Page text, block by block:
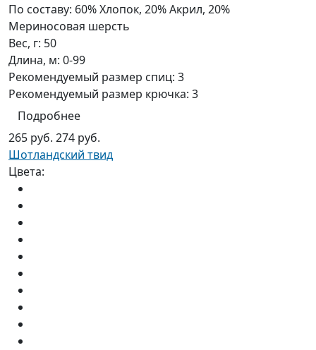
По составу: 60% Хлопок, 20% Акрил, 20%
Мериносовая шерсть
Вес, г: 50
Длина, м: 0-99
Рекомендуемый размер спиц: 3
Рекомендуемый размер крючка: 3
Подробнее
265 руб. 274 руб.
Шотландский твид
Цвета: